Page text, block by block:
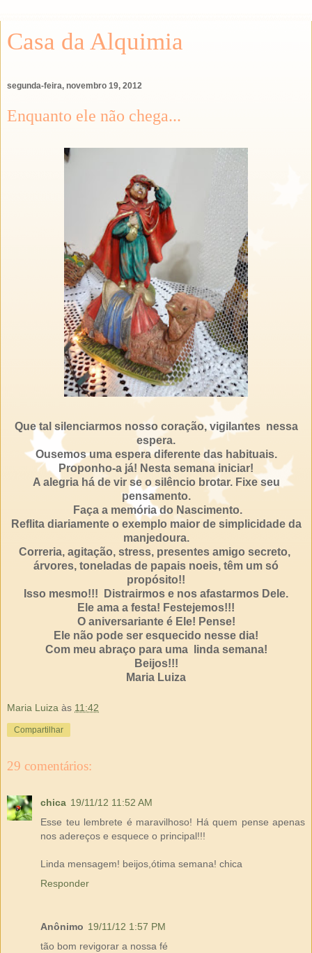
Casa da Alquimia
segunda-feira, novembro 19, 2012
Enquanto ele não chega...
Que tal silenciarmos nosso coração, vigilantes nessa
espera.
Ousemos uma espera diferente das habituais.
Proponho-a já! Nesta semana iniciar!
A alegria há de vir se o silêncio brotar. Fixe seu
pensamento.
Faça a memória do Nascimento.
Reflita diariamente o exemplo maior de simplicidade da
manjedoura.
Correria, agitação, stress, presentes amigo secreto,
árvores, toneladas de papais noeis, têm um só
propósito!!
Isso mesmo!!! Distrairmos e nos afastarmos Dele.
Ele ama a festa! Festejemos!!!
O aniversariante é Ele! Pense!
Ele não pode ser esquecido nesse dia!
Com meu abraço para uma linda semana!
Beijos!!!
Maria Luiza
Maria Luiza às 11:42
Compartilhar
29 comentários:
chica 19/11/12 11:52 AM
Esse teu lembrete é maravilhoso! Há quem pense apenas
nos adereços e esquece o principal!!!
Linda mensagem! beijos,ótima semana! chica
Responder
Anônimo 19/11/12 1:57 PM
tão bom revigorar a nossa fé